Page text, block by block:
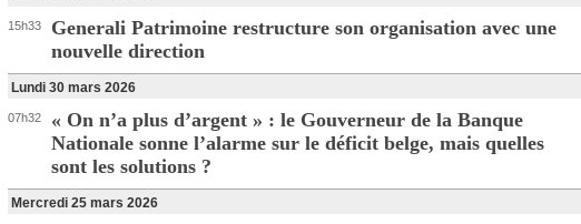
15h33
Generali Patrimoine restructure son organisation avec une
nouvelle direction
Lundi 30 mars 2026
07h32
« On n’a plus d’argent » : le Gouverneur de la Banque
Nationale sonne l’alarme sur le déficit belge, mais quelles
sont les solutions ?
Mercredi 25 mars 2026